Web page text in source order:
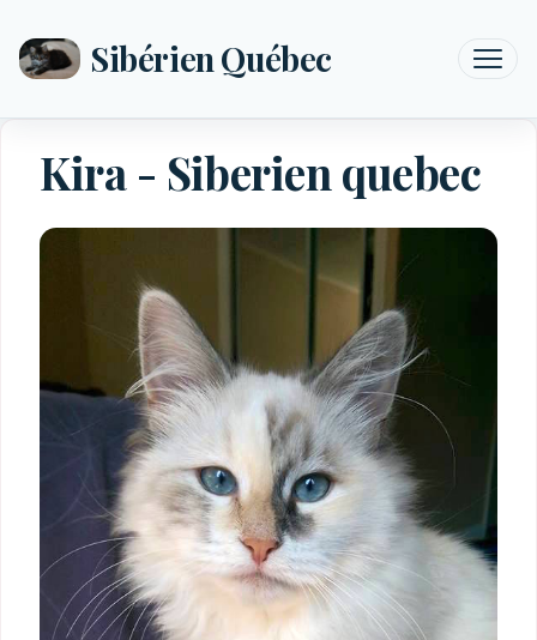
Sibérien Québec
Kira - Siberien quebec